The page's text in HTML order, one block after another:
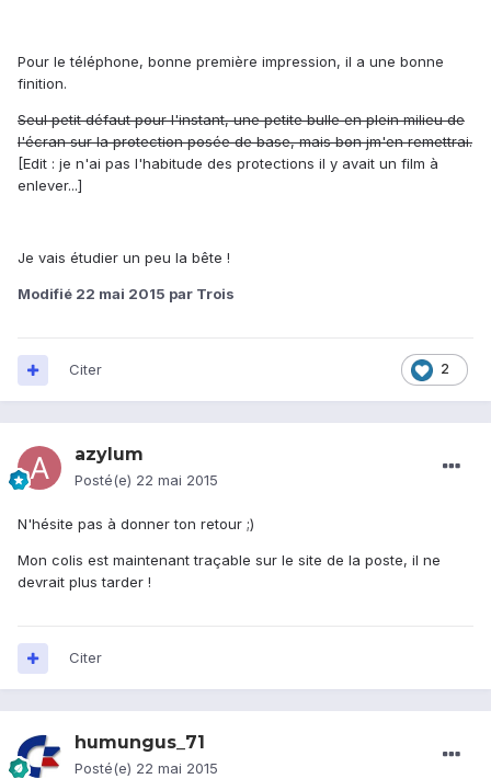
Pour le téléphone, bonne première impression, il a une bonne
finition.
Seul petit défaut pour l'instant, une petite bulle en plein milieu de
l'écran sur la protection posée de base, mais bon jm'en remettrai.
[Edit : je n'ai pas l'habitude des protections il y avait un film à
enlever...]
Je vais étudier un peu la bête !
Modifié 22 mai 2015 par Trois
2
Citer
azylum
Posté(e) 22 mai 2015
N'hésite pas à donner ton retour ;)
Mon colis est maintenant traçable sur le site de la poste, il ne
devrait plus tarder !
Citer
humungus_71
Posté(e) 22 mai 2015